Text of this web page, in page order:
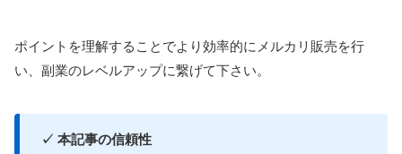
ポイントを理解することでより効率的にメルカリ販売を行
い、副業のレベルアップに繋げて下さい。
✓ 本記事の信頼性